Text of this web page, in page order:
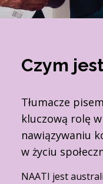
Czym
Tłumacze
kluczową rolę
nawiązywaniu
w życiu
NAATI jest